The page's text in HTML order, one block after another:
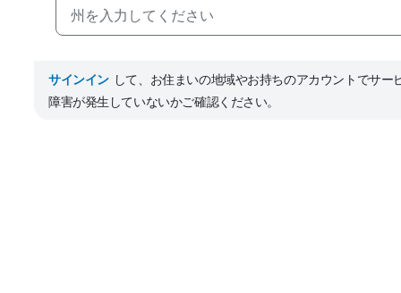
サインイン して、お住まいの地域やお持ちのアカウントでサー
障害が発生していないかご確認ください。